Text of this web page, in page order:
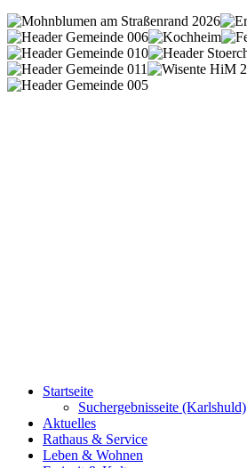
Startseite
Suchergebnisseite (Karlshuld)
Aktuelles
Rathaus & Service
Leben & Wohnen